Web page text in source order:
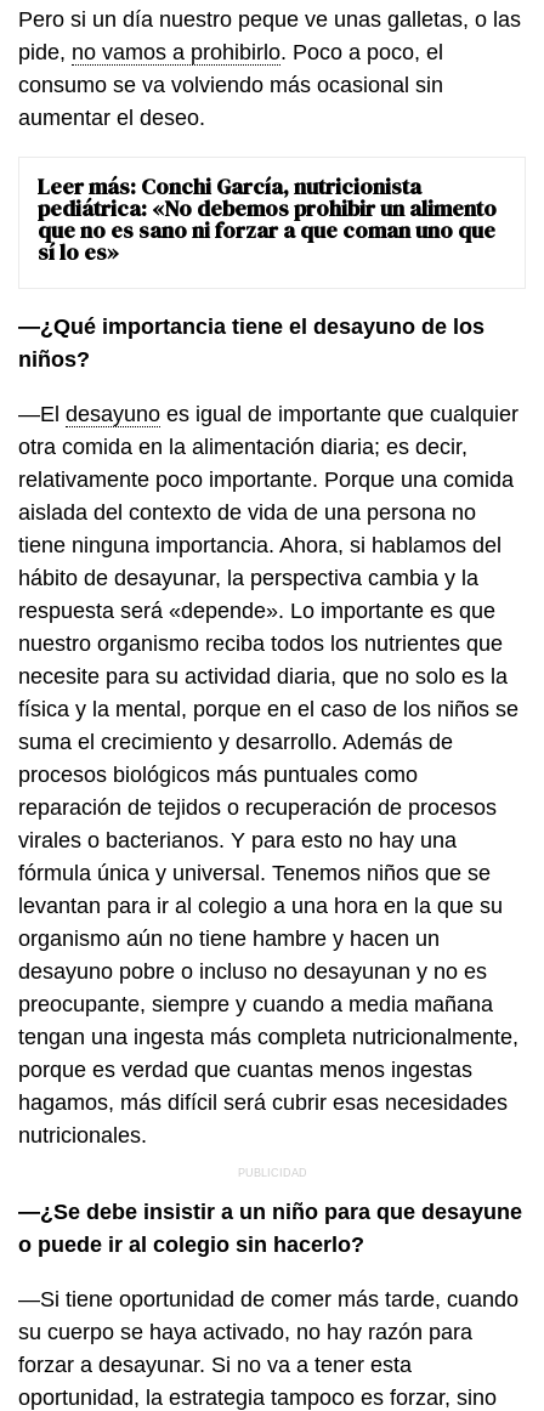
Pero si un día nuestro peque ve unas galletas, o las
pide, no vamos a prohibirlo. Poco a poco, el
consumo se va volviendo más ocasional sin
aumentar el deseo.
Leer más: Conchi García, nutricionista
pediátrica: «No debemos prohibir un alimento
que no es sano ni forzar a que coman uno que
sí lo es»
—¿Qué importancia tiene el desayuno de los
niños?
—El desayuno es igual de importante que cualquier
otra comida en la alimentación diaria; es decir,
relativamente poco importante. Porque una comida
aislada del contexto de vida de una persona no
tiene ninguna importancia. Ahora, si hablamos del
hábito de desayunar, la perspectiva cambia y la
respuesta será «depende». Lo importante es que
nuestro organismo reciba todos los nutrientes que
necesite para su actividad diaria, que no solo es la
física y la mental, porque en el caso de los niños se
suma el crecimiento y desarrollo. Además de
procesos biológicos más puntuales como
reparación de tejidos o recuperación de procesos
virales o bacterianos. Y para esto no hay una
fórmula única y universal. Tenemos niños que se
levantan para ir al colegio a una hora en la que su
organismo aún no tiene hambre y hacen un
desayuno pobre o incluso no desayunan y no es
preocupante, siempre y cuando a media mañana
tengan una ingesta más completa nutricionalmente,
porque es verdad que cuantas menos ingestas
hagamos, más difícil será cubrir esas necesidades
nutricionales.
—¿Se debe insistir a un niño para que desayune
o puede ir al colegio sin hacerlo?
—Si tiene oportunidad de comer más tarde, cuando
su cuerpo se haya activado, no hay razón para
forzar a desayunar. Si no va a tener esta
oportunidad, la estrategia tampoco es forzar, sino